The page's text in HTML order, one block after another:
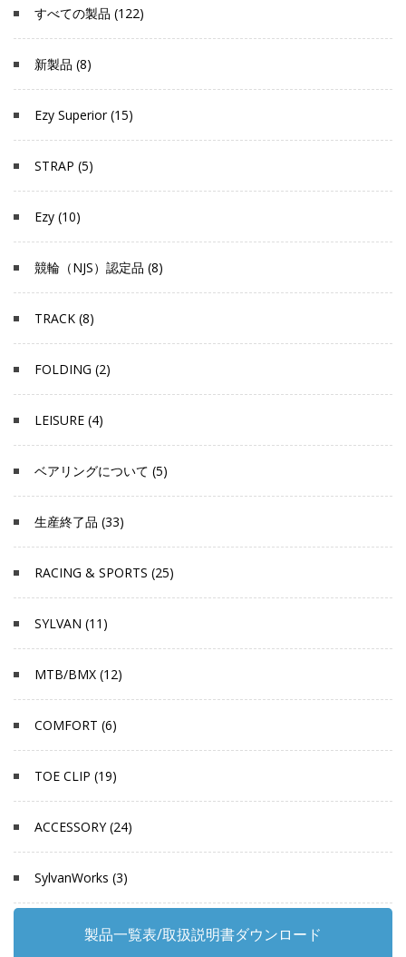
すべての製品 (122)
新製品 (8)
Ezy Superior (15)
STRAP (5)
Ezy (10)
競輪（NJS）認定品 (8)
TRACK (8)
FOLDING (2)
LEISURE (4)
ベアリングについて (5)
生産終了品 (33)
RACING & SPORTS (25)
SYLVAN (11)
MTB/BMX (12)
COMFORT (6)
TOE CLIP (19)
ACCESSORY (24)
SylvanWorks (3)
製品一覧表/取扱説明書ダウンロード